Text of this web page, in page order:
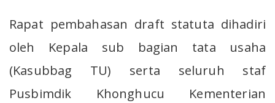
Rapat pembahasan draft statuta dihadiri
oleh Kepala sub bagian tata usaha
(Kasubbag TU) serta seluruh staf
Pusbimdik Khonghucu Kementerian